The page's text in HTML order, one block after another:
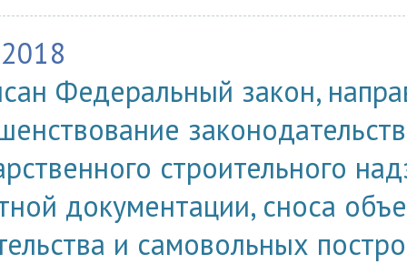
Федеральный закон,
строительного
документации, сноса
и самовольных